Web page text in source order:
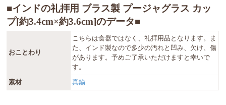
■インドの礼拝用 ブラス製 プージャグラス カッ
プ[約3.4cm×約3.6cm]のデータ■
おことわり
こちらは食器ではなく、礼拝用品となります。ま
た、インド製なので多少の汚れと凹み、欠け、傷
があります。予めご了承いただけますと幸いで
す。
素材 真鍮